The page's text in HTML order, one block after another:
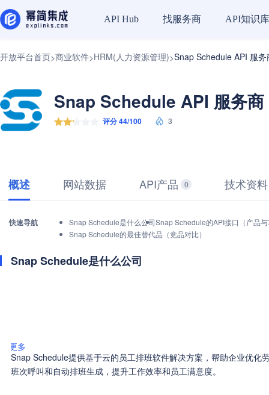
API Hub 找服务商 API知识库
开放平台首页>商业软件>HRM(人力资源管理)>Snap Schedule API 服务
Snap Schedule API 服务商
评分 44/100 3
概述 网站数据 API产品 0 技术资料
快速导航 Snap Schedule是什么公司Snap Schedule的API接口（产品
Snap Schedule的最佳替代品（竞品对比）
Snap Schedule是什么公司
更多
Snap Schedule提供基于云的员工排班软件解决方案，帮助企业优化
班次呼叫和自动排班生成，提升工作效率和员工满意度。